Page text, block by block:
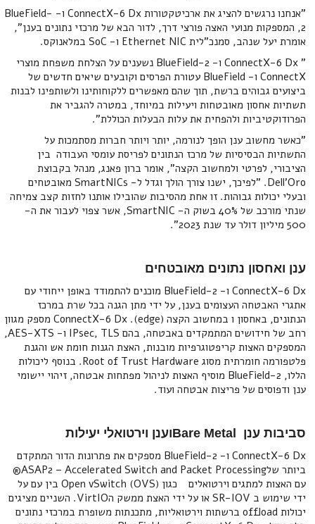
"אנחנו נרגשים להציג את ארכיטקטורות ConnectX-6 Dx ו- BlueField-
2, המספקות מנועי האצה פורצי דרך, לדור הבא של מרכזי נתונים בענן",
אומרת יעל שנהב, סמנכ"לית Ethernet NIC ו- SoC במלאנוקס.
" ConnectX-6 Dx ו- BlueField-2 נשענים על הצלחת משפחת מוצרי
ConnectX ו- BlueField עטורת הפרסים וקובעים שיאים חדשים של
ביצועים גבוהים ברשת, תוך שהם מאפשרים ללקוחותינו ולשותפינו לבנות
תשתיות אחסון מאובטחות ויעילות במיוחד, במטרה להגביר את
הפרודוקטיביות ולהפחית את עלות הבעלות הכוללת".
"כאשר מחשוב ענן הופך לנורמה, יותר ויותר חברות מסתמכות על
התשתיות הבסיסיות של מרכז הנתונים לפריסת עומסי העבודה בין
הציבורי, לפרטי ולמחשוב הקצה", אומר ברון פאנג, מנהל בקבוצת
Dell'Oro. "לפיכך, ישנו צורך הולך וגדל ל- SmartNICs מאובטחים
ובעלי יכולות גבוהות. זו אחת מהסיבות שהובילו אותנו לחזות קצב צמיחה
שנתי מורכב של 40% בשוק ה- SmartNIC, אשר צפוי לעבור את ה-
500 מיליון דולר עד שנת 2023".
ענן ואחסון נתונים מאובטחים
ConnectX-6 Dx ו- BlueField-2 מוכנים להתמודד באופן ייחודי עם
אתגרי האבטחה העצומים בענן, על ידי מתן הגנה בכל שרת במרכז
הנתונים, באחסון ו במחשוב הקצה (edge). ConnectX-6 Dx מספק מגוון
רחב של חידושים המתמקדים באבטחה, בהם IPsec, TLS ו- AES-XTS,
המספקים האצות קריפטוגרפיות מובנות, האצת הגנות חומת אש והגנת
פלטפורמה חומרתית מסוג Root of Trust Hardware. בנוסף ליכולות
הללו, BlueField-2 מוסיף האצות לניהול מפתחות אבטחה, זיהוי יישומי
ענן ודפוסים של פריצות אבטחה ועוד.
סביבות ענן Bare Metalוענן וירטואלי יעילות
ConnectX-6 Dx ו- BlueField-2 מספקים את פתרונות הדור המתקדם
ביותר שלASAP2 – Accelerated Switch and Packet Processing®
עם האצות למתגים וירטואלים כגון Open vSwitch (OVS) בין עם על
ידי שימוש ב SR-IOV או על ידי האצת ממשק הVirtIO. השניים מציגים
יכולות offload ברשתות וירטואליות, מתכנתות משופרת במרכזי נתונים